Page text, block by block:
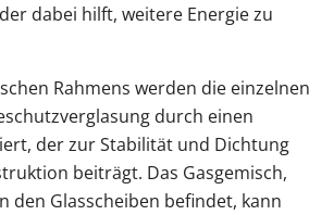
dabei hilft, weitere Energie zu
Rahmens werden die einzelnen
durch einen
der zur Stabilität und Dichtung
beiträgt. Das Gasgemisch,
den Glasscheiben befindet, kann